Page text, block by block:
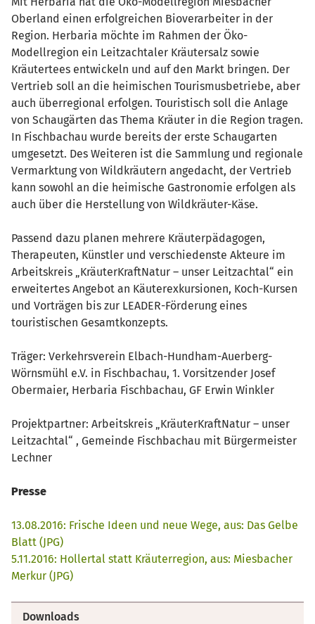
Oberland einen erfolgreichen Bioverarbeiter in der
Region. Herbaria möchte im Rahmen der Öko-
Modellregion ein Leitzachtaler Kräutersalz sowie
Kräutertees entwickeln und auf den Markt bringen. Der
Vertrieb soll an die heimischen Tourismusbetriebe, aber
auch überregional erfolgen. Touristisch soll die Anlage
von Schaugärten das Thema Kräuter in die Region tragen.
In Fischbachau wurde bereits der erste Schaugarten
umgesetzt. Des Weiteren ist die Sammlung und regionale
Vermarktung von Wildkräutern angedacht, der Vertrieb
kann sowohl an die heimische Gastronomie erfolgen als
auch über die Herstellung von Wildkräuter-Käse.
Passend dazu planen mehrere Kräuterpädagogen,
Therapeuten, Künstler und verschiedenste Akteure im
Arbeitskreis „KräuterKraftNatur – unser Leitzachtal“ ein
erweitertes Angebot an Käuterexkursionen, Koch-Kursen
und Vorträgen bis zur LEADER-Förderung eines
touristischen Gesamtkonzepts.
Träger: Verkehrsverein Elbach-Hundham-Auerberg-
Wörnsmühl e.V. in Fischbachau, 1. Vorsitzender Josef
Obermaier, Herbaria Fischbachau, GF Erwin Winkler
Projektpartner: Arbeitskreis „KräuterKraftNatur – unser
Leitzachtal“ , Gemeinde Fischbachau mit Bürgermeister
Lechner
Presse
13.08.2016: Frische Ideen und neue Wege, aus: Das Gelbe
Blatt (JPG)
5.11.2016: Hollertal statt Kräuterregion, aus: Miesbacher
Merkur (JPG)
Downloads